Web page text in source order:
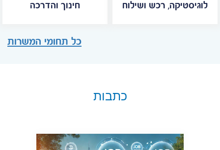
חינוך והדרכה לוגיסטיקה, רכש ושילוח
כל תחומי המשרות
כתבות